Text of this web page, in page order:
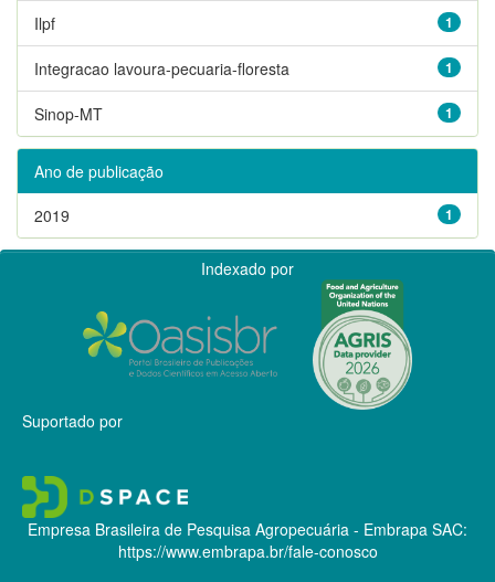
1
Ilpf
1
Integracao lavoura-pecuaria-floresta
1
Sinop-MT
Ano de publicação
1
2019
Indexado por
Suportado por
Empresa Brasileira de Pesquisa Agropecuária - Embrapa SAC:
https://www.embrapa.br/fale-conosco